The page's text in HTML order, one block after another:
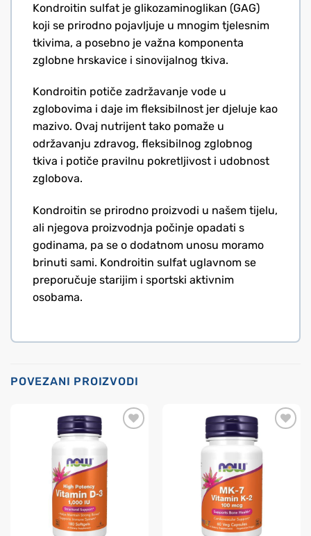
Kondroitin sulfat je glikozaminoglikan (GAG)
koji se prirodno pojavljuje u mnogim tjelesnim
tkivima, a posebno je važna komponenta
zglobne hrskavice i sinovijalnog tkiva.
Kondroitin potiče zadržavanje vode u
zglobovima i daje im fleksibilnost jer djeluje kao
mazivo. Ovaj nutrijent tako pomaže u
održavanju zdravog, fleksibilnog zglobnog
tkiva i potiče pravilnu pokretljivost i udobnost
zglobova.
Kondroitin se prirodno proizvodi u našem tijelu,
ali njegova proizvodnja počinje opadati s
godinama, pa se o dodatnom unosu moramo
brinuti sami. Kondroitin sulfat uglavnom se
preporučuje starijim i sportski aktivnim
osobama.
POVEZANI PROIZVODI